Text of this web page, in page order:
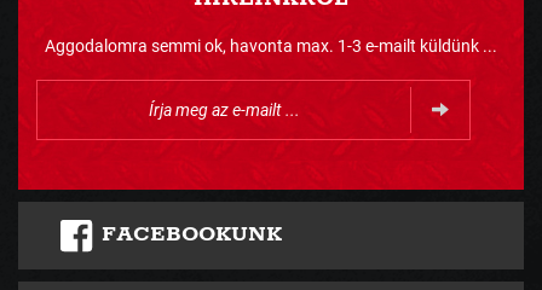
Aggodalomra semmi ok, havonta max. 1-3 e-mailt küldünk ...
FACEBOOKUNK